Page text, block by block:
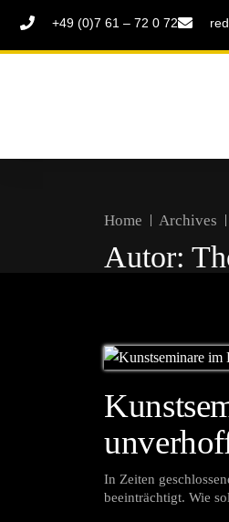
+49 (0)7 61 – 72 0 72
Home Archives
Autor:
In Zeiten
beeinträchtigt. Wie